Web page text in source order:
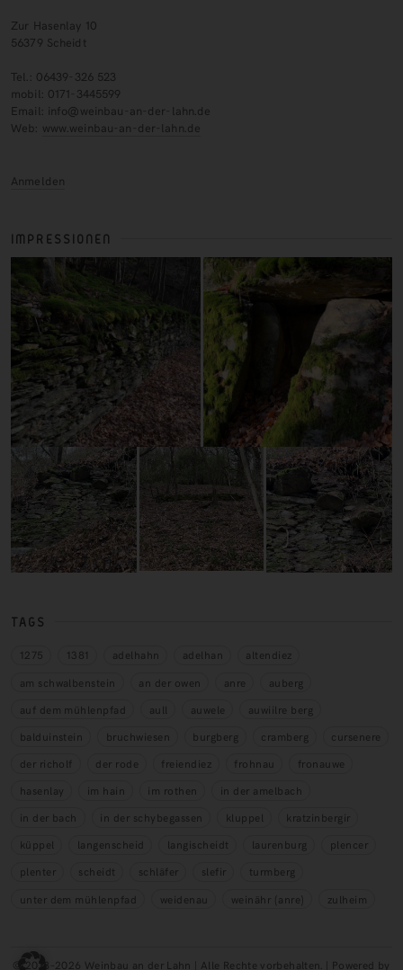
Zur Hasenlay 10
56379 Scheidt
Tel.: 06439-326 523
mobil: 0171-3445599
Email: info@weinbau-an-der-lahn.de
Web: www.weinbau-an-der-lahn.de
Anmelden
IMPRESSIONEN
TAGS
1275 1381 adelhahn adelhan
altendiez
am schwalbenstein
an der owen anre
auberg
auf dem mühlenpfad
aull auwele
auwiilre berg
balduinstein
bruchwiesen burgberg cramberg
cursenere
der richolf
der rode freiendiez frohnau
fronauwe
hasenlay
im hain im rothen
in der amelbach
in der bach
in der schybegassen kluppel
kratzinbergir
küppel
langenscheid langischeidt laurenburg
plencer
plenter
scheidt schläfer slefir
turmberg
unter dem mühlenpfad
weidenau weinähr (anre) zulheim
© 2018–2026 Weinbau an der Lahn | Alle Rechte vorbehalten. | Powered by